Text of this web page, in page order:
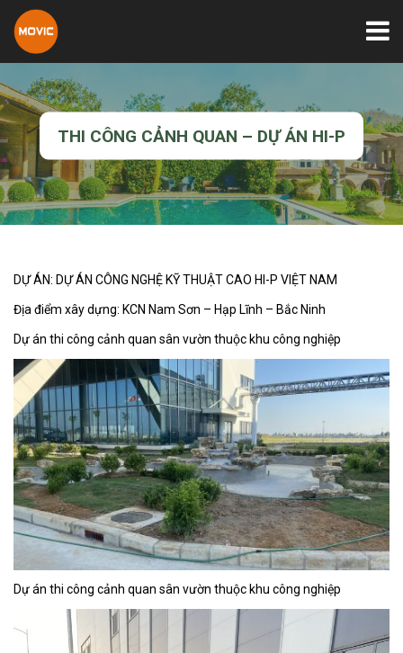
THI CÔNG CẢNH QUAN – DỰ ÁN HI-P
DỰ ÁN: DỰ ÁN CÔNG NGHỆ KỸ THUẬT CAO HI-P VIỆT NAM
Địa điểm xây dựng: KCN Nam Sơn – Hạp Lĩnh – Bắc Ninh
Dự án thi công cảnh quan sân vườn thuộc khu công nghiệp
Dự án thi công cảnh quan sân vườn thuộc khu công nghiệp